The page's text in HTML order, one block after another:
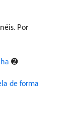
Por
➋
de forma